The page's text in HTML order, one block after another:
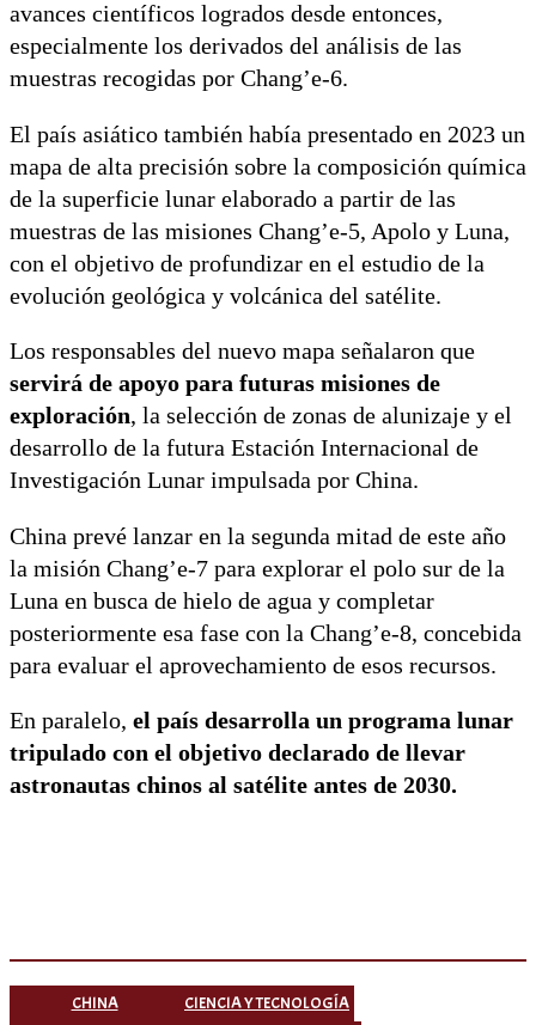
avances científicos logrados desde entonces,
especialmente los derivados del análisis de las
muestras recogidas por Chang’e-6.
El país asiático también había presentado en 2023 un
mapa de alta precisión sobre la composición química
de la superficie lunar elaborado a partir de las
muestras de las misiones Chang’e-5, Apolo y Luna,
con el objetivo de profundizar en el estudio de la
evolución geológica y volcánica del satélite.
Los responsables del nuevo mapa señalaron que
servirá de apoyo para futuras misiones de
exploración, la selección de zonas de alunizaje y el
desarrollo de la futura Estación Internacional de
Investigación Lunar impulsada por China.
China prevé lanzar en la segunda mitad de este año
la misión Chang’e-7 para explorar el polo sur de la
Luna en busca de hielo de agua y completar
posteriormente esa fase con la Chang’e-8, concebida
para evaluar el aprovechamiento de esos recursos.
En paralelo, el país desarrolla un programa lunar
tripulado con el objetivo declarado de llevar
astronautas chinos al satélite antes de 2030.
CHINA CIENCIA Y TECNOLOGÍA